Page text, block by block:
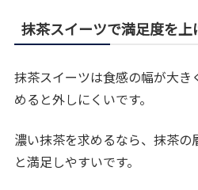
抹茶スイーツで満足度を上
抹茶スイーツは食感の幅が大
めると外しにくいです。
濃い抹茶を求めるなら、抹茶
と満足しやすいです。